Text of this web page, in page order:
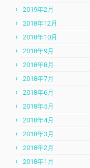
2019年2月
2018年12月
2018年10月
2018年9月
2018年8月
2018年7月
2018年6月
2018年5月
2018年4月
2018年3月
2018年2月
2018年1月